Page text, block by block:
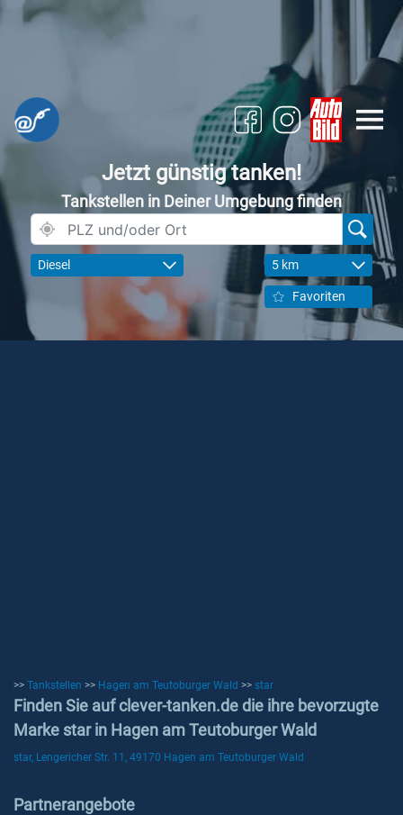
Jetzt günstig tanken!
Tankstellen in Deiner Umgebung finden
Diesel 5 km
Favoriten
>> Tankstellen >> Hagen am Teutoburger Wald >> star
Finden Sie auf clever-tanken.de die ihre bevorzugte
Marke star in Hagen am Teutoburger Wald
star, Lengericher Str. 11, 49170 Hagen am Teutoburger Wald
Partnerangebote